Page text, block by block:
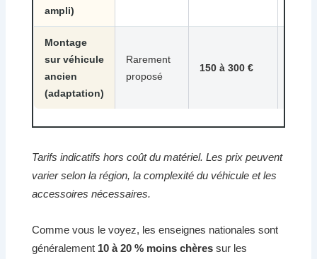
ampli)
Montage
sur véhicule
ancien
(adaptation)
Rarement
proposé
150 à 300 €
Tarifs indicatifs hors coût du matériel. Les prix peuvent
varier selon la région, la complexité du véhicule et les
accessoires nécessaires.
Comme vous le voyez, les enseignes nationales sont
généralement 10 à 20 % moins chères sur les